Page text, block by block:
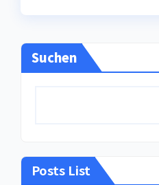
Suchen
Posts List